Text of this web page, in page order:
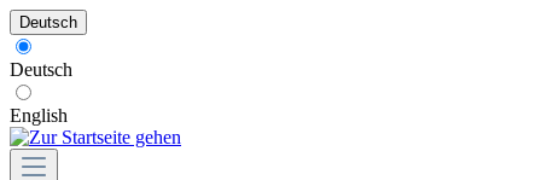
Deutsch
Deutsch
English